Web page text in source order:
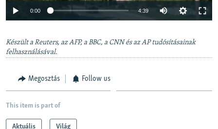
Auto 240p 360p 480p
720p
0:00 4:39 Auto
360p
480p
Készült a Reuters, az AFP, a BBC, a CNN és az AP tudósításainak
felhasználásával.
Megosztás Follow us
This item is part of
Aktuális Világ